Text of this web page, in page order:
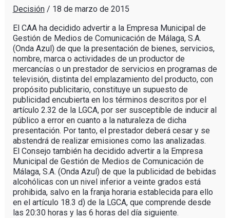
Decisión/ 18 de marzo de 2015
El CAA ha decidido advertir a la Empresa Municipal de
Gestión de Medios de Comunicación de Málaga, S.A.
(Onda Azul) de que la presentación de bienes, servicios,
nombre, marca o actividades de un productor de
mercancías o un prestador de servicios en programas de
televisión, distinta del emplazamiento del producto, con
propósito publicitario, constituye un supuesto de
publicidad encubierta en los términos descritos por el
artículo 2.32 de la LGCA, por ser susceptible de inducir al
público a error en cuanto a la naturaleza de dicha
presentación. Por tanto, el prestador deberá cesar y se
abstendrá de realizar emisiones como las analizadas.
El Consejo también ha decidido advertir a la Empresa
Municipal de Gestión de Medios de Comunicación de
Málaga, S.A. (Onda Azul) de que la publicidad de bebidas
alcohólicas con un nivel inferior a veinte grados está
prohibida, salvo en la franja horaria establecida para ello
en el artículo 18.3 d) de la LGCA, que comprende desde
las 20:30 horas y las 6 horas del día siguiente.